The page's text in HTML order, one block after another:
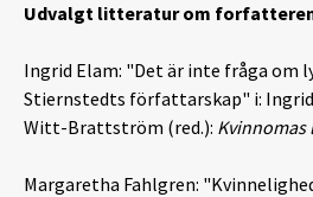
Udvalgt litteratur om
Ingrid Elam: "Det är inte fråga om
Stiernstedts författarskap" i:
Witt-Brattström (red.):
Margaretha Fahlgren: